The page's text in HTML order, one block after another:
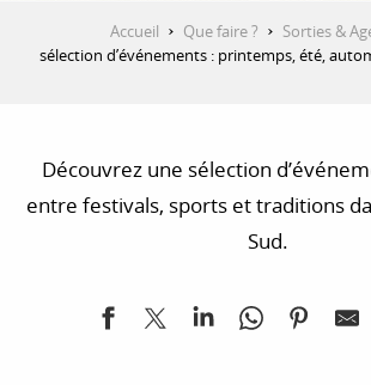
SÉJOURNER
Accueil Que faire ?
Sorties &
sélection d’événements : printemps, été,
Découvrez une sélection
entre festivals, sports et traditions
Sud.